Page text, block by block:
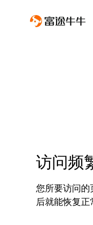
访问频
您所要访问的
后就能恢复正